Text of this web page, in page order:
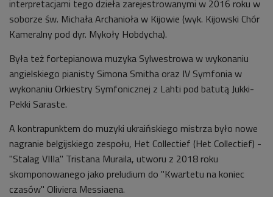
interpretacjami tego dzieła zarejestrowanymi w 2016 roku w
soborze św. Michała Archanioła w Kijowie (wyk. Kijowski Chór
Kameralny pod dyr. Mykoły Hobdycha).
Była też fortepianowa muzyka Sylwestrowa w wykonaniu
angielskiego pianisty Simona Smitha oraz IV Symfonia w
wykonaniu Orkiestry Symfonicznej z Lahti pod batutą Jukki-
Pekki Saraste.
A kontrapunktem do muzyki ukraińskiego mistrza było nowe
nagranie belgijskiego zespołu, Het Collectief (Het Collectief) -
"Stalag VIIIa" Tristana Muraila, utworu z 2018 roku
skomponowanego jako preludium do "Kwartetu na koniec
czasów" Oliviera Messiaena.